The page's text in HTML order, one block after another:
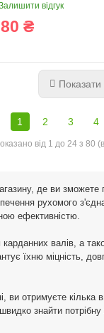
відгук
₴
1 2 3 4
від 1 до 24 з 80
де ви
рухомого
ефективністю.
валів, а
їхню міцність,
ви отримуєте
знайти потрібну